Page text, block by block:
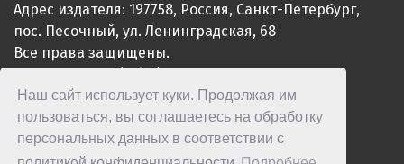
Наш сайт использует куки. Продолжая им
пользоваться, вы соглашаетесь на обработку
персональных данных в соответствии с
Адрес издателя: 197758, Россия, Санкт-Петербург,
пос. Песочный, ул. Ленинградская, 68
Все права защищены.
ISSN 2949-4915 (Online)